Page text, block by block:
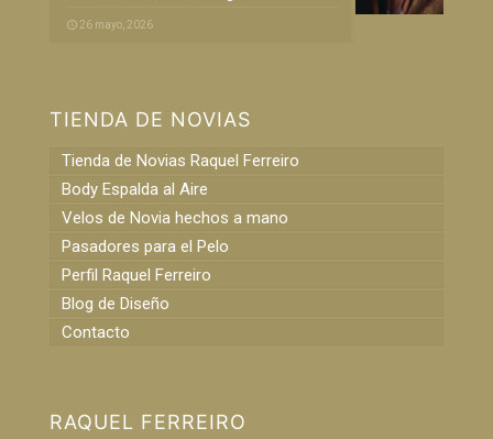
26 mayo, 2026
TIENDA DE NOVIAS
Tienda de Novias Raquel Ferreiro
Body Espalda al Aire
Velos de Novia hechos a mano
Pasadores para el Pelo
Perfil Raquel Ferreiro
Blog de Diseño
Contacto
RAQUEL FERREIRO